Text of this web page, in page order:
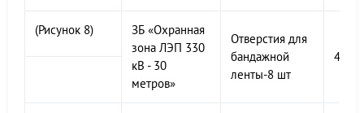
(Рисунок 8)
ЗБ «Охранная
зона ЛЭП 330
кВ - 30
метров»
Отверстия для
бандажной
ленты-8 шт